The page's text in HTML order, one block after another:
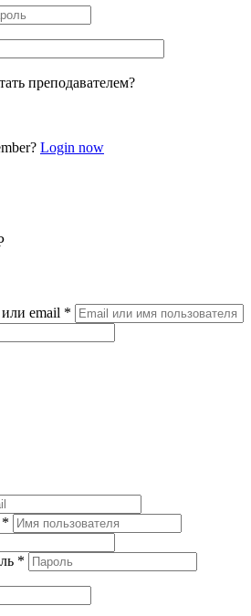
преподавателем?
Login now
email *
*
*